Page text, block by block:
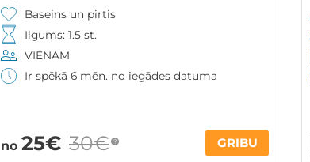
Baseins un pirtis
Ilgums: 1.5 st.
VIENAM
Ir spēkā 6 mēn. no iegādes datuma
no 25€ 30€ ? GRIBU